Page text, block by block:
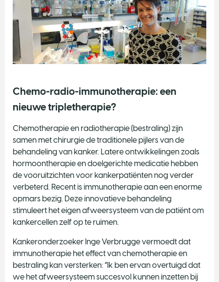
Chemo-radio-immunotherapie: een
nieuwe tripletherapie?
Chemotherapie en radiotherapie (bestraling) zijn
samen met chirurgie de traditionele pijlers van de
behandeling van kanker. Latere ontwikkelingen zoals
hormoontherapie en doelgerichte medicatie hebben
de vooruitzichten voor kankerpatiënten nog verder
verbeterd. Recent is immunotherapie aan een enorme
opmars bezig. Deze innovatieve behandeling
stimuleert het eigen afweersysteem van de patiënt om
kankercellen zelf op te ruimen.
Kankeronderzoeker Inge Verbrugge vermoedt dat
immunotherapie het effect van chemotherapie en
bestraling kan versterken: “Ik ben ervan overtuigd dat
we het afweersysteem succesvol kunnen inzetten bij